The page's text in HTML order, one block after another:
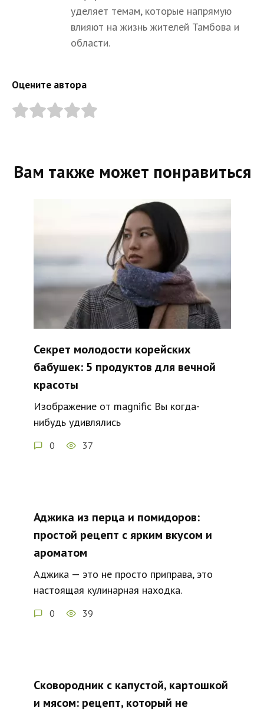
уделяет темам, которые напрямую
влияют на жизнь жителей Тамбова и
области.
Оцените автора
Вам также может понравиться
Секрет молодости корейских
бабушек: 5 продуктов для вечной
красоты
Изображение от magnific Вы когда-
нибудь удивлялись
0 37
Аджика из перца и помидоров:
простой рецепт с ярким вкусом и
ароматом
Аджика — это не просто приправа, это
настоящая кулинарная находка.
0 39
Сковородник с капустой, картошкой
и мясом: рецепт, который не